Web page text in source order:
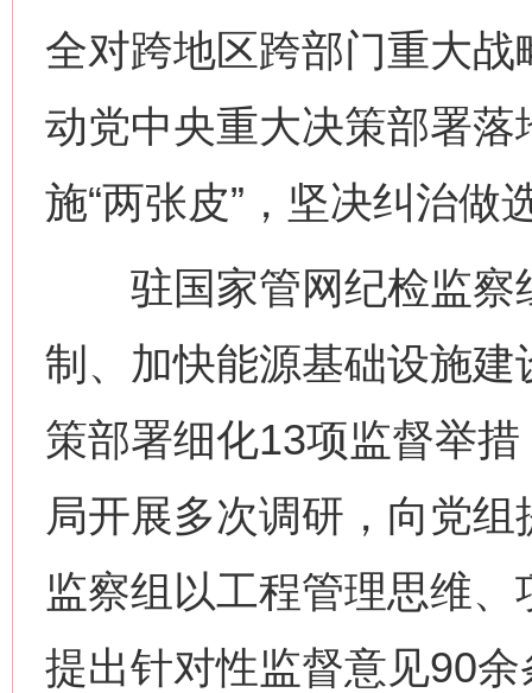
全对跨地区跨部门重大
动党中央重大决策部署
施“两张皮”，坚决纠治做
驻国家管网纪检监察
制、加快能源基础设施
策部署细化13项监督举
局开展多次调研，向党
监察组以工程管理思维
提出针对性监督意见90余